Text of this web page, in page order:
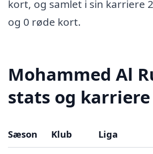
kort, og samlet i sin karriere
og 0 røde kort.
Mohammed Al
stats og karriere
Sæson Klub Liga